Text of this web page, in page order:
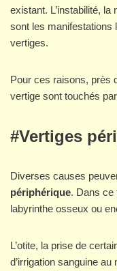
existant. L’instabilité,
sont les manifestations
vertiges.
Pour ces raisons, près
vertige sont touchés
#Vertiges
Diverses causes
périphérique. Dans ce
labyrinthe osseux ou
L’otite, la prise de
d’irrigation sanguine